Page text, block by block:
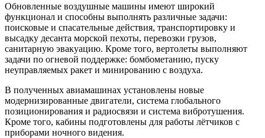
Обновленные воздушные машины имеют широкий
функционал и способны выполнять различные задачи:
поисковые и спасательные действия, транспортировку и
высадку десанта морской пехоты, перевозки грузов,
санитарную эвакуацию. Кроме того, вертолеты выполняют
задачи по огневой поддержке: бомбометанию, пуску
неуправляемых ракет и минированию с воздуха.
В полученных авиамашинах установлены новые
модернизированные двигатели, система глобального
позиционирования и радиосвязи и система вибротушения.
Кроме того, кабины подготовлены для работы лётчиков с
приборами ночного видения.